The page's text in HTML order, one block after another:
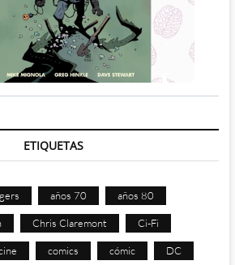
ETIQUETAS
años 70 años 80
Chris Claremont Ci-Fi
comics cómic DC